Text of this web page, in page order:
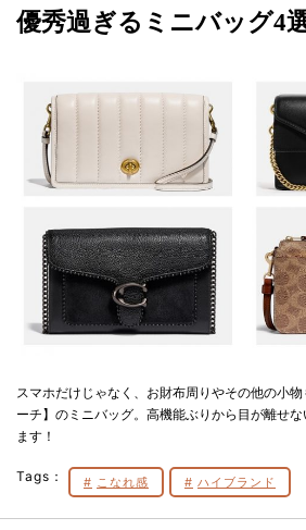
優秀過ぎるミニバッグ4
スマホだけじゃなく、お財布周りやその他の小
ーチ】のミニバッグ。高機能ぶりから目が離せ
ます！
Tags： こなれ感 ハイブランド